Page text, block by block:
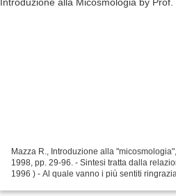
Mazza R., Introduzione alla
1998, pp. 29-96. - Sintesi tratta dalla
1996 ) - Al quale vanno i più sentiti